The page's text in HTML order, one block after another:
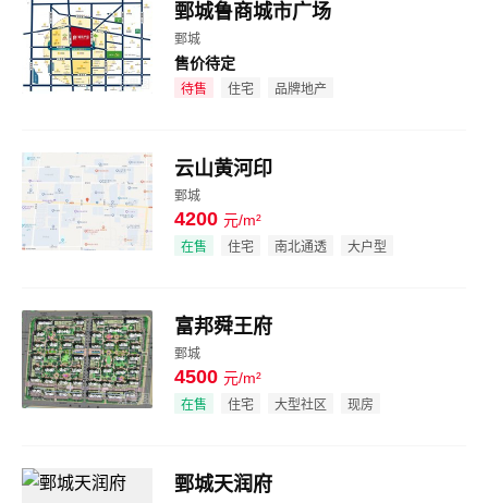
效果图
鄄城鲁商城市广场
鄄城
售价待定
待售 住宅 品牌地产
效果图
云山黄河印
鄄城
4200 元/m²
在售 住宅 南北通透 大户型
效果图
富邦舜王府
鄄城
4500 元/m²
在售 住宅 大型社区 现房
鄄城天润府